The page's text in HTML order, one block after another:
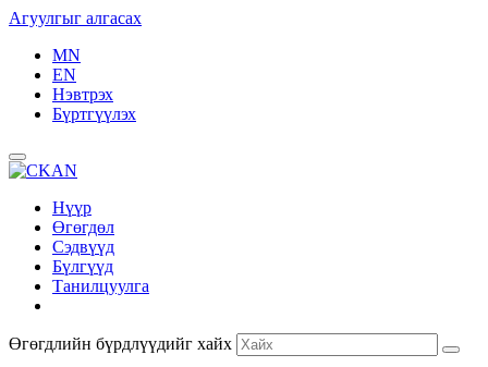
Агуулгыг алгасах
MN
EN
Нэвтрэх
Бүртгүүлэх
Нүүр
Өгөгдөл
Сэдвүүд
Бүлгүүд
Танилцуулга
Өгөгдлийн бүрдлүүдийг хайх